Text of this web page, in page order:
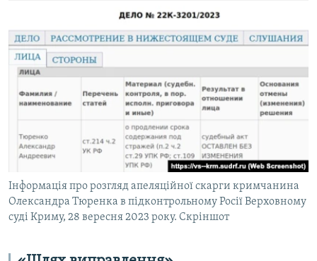
Інформація про розгляд апеляційної скарги кримчанина
Олександра Тюренка в підконтрольному Росії Верховному
суді Криму, 28 вересня 2023 року. Скріншот